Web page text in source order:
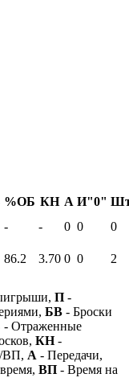
%ОБ КН А И"0"
- - 0 0 0
86.2 3.70 0 0
2
П -
БВ - Броски
- Отраженные
КН-
ВП, А - Передачи,
ВП - Время на